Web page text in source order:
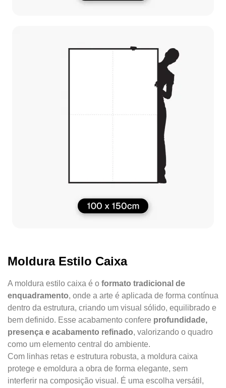
Moldura Estilo Caixa
A moldura estilo caixa é o formato tradicional de
enquadramento, onde a arte é aplicada de forma contínua
dentro da estrutura, criando um visual sólido, equilibrado e
bem definido. Esse acabamento confere profundidade,
presença e acabamento refinado, valorizando o quadro
como um elemento central do ambiente.
Com linhas retas e estrutura robusta, a moldura caixa
protege e emoldura a obra de forma elegante, sem
interferir na composição visual. É uma escolha versátil,